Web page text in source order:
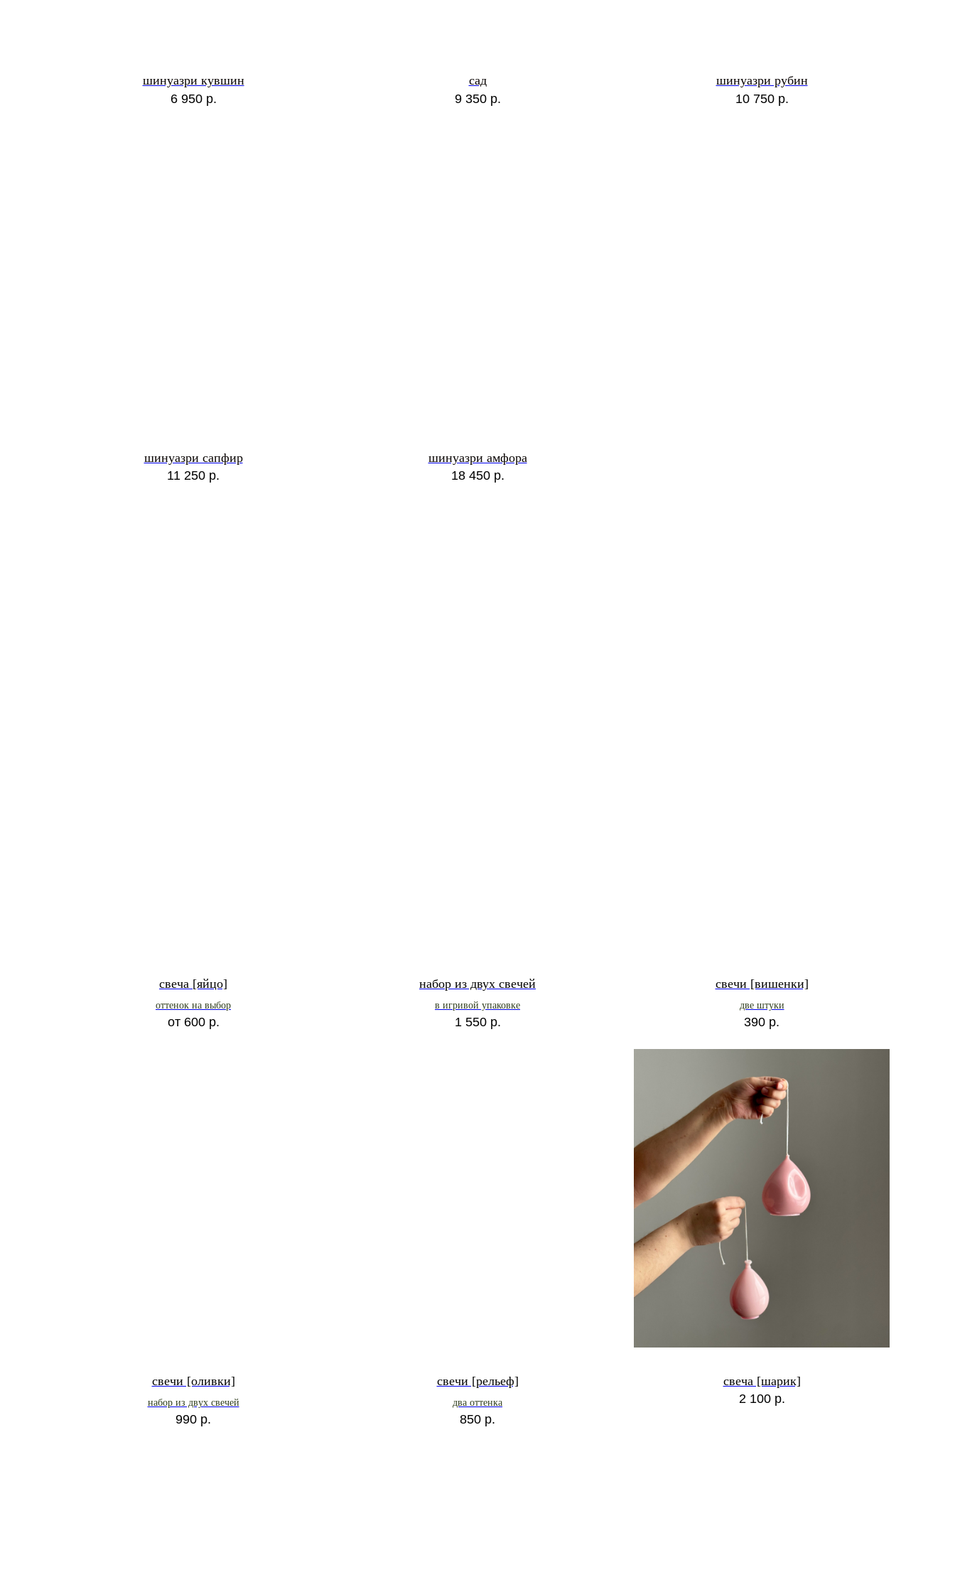
шинуазри кувшин
6 950 р.
сад
9 350 р.
шинуазри рубин
10 750 р.
шинуазри сапфир
11 250 р.
шинуазри амфора
18 450 р.
свеча [яйцо]
оттенок на выбор
от 600 р.
набор из двух свечей
в игривой упаковке
1 550 р.
свечи [вишенки]
две штуки
390 р.
свечи [оливки]
набор из двух свечей
990 р.
свечи [рельеф]
два оттенка
850 р.
свеча [шарик]
2 100 р.